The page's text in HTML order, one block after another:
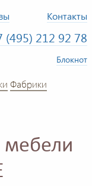
Контакты
(495) 212 92 78
Блокнот
Фабрики
мебели